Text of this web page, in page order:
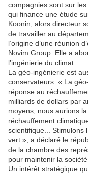
compagnies sont sur
qui finance une étude
Koonin, alors directeur
de travailler au
l’origine d’une réunion
Novim Group. Elle a
l’ingénierie du climat.
La géo-ingénierie est
conservateurs. « La
réponse au
milliards de dollars par
moyens, nous aurions
réchauffement
scientifique... Stimulons
vert », a déclaré le
de la chambre des
pour maintenir la
Un intérêt stratégique